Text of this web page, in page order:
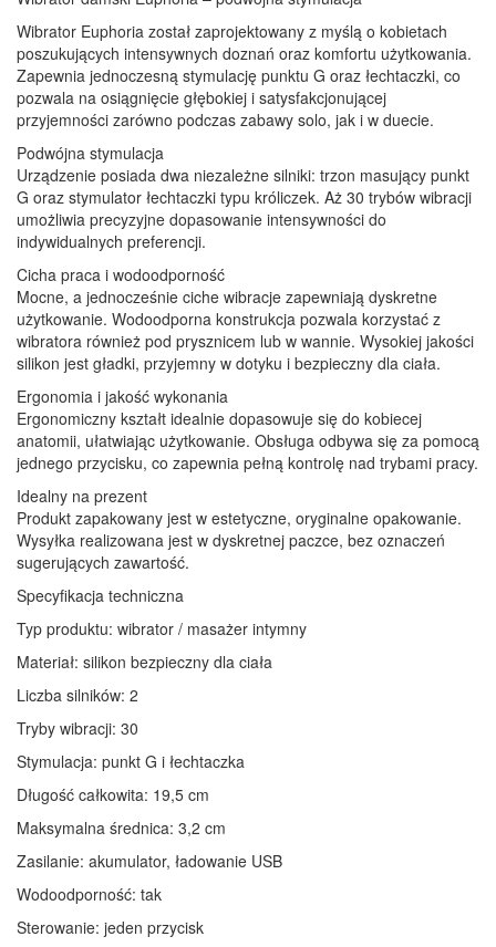
Wibrator Euphoria został zaprojektowany z myślą o kobietach
poszukujących intensywnych doznań oraz komfortu użytkowania.
Zapewnia jednoczesną stymulację punktu G oraz łechtaczki, co
pozwala na osiągnięcie głębokiej i satysfakcjonującej
przyjemności zarówno podczas zabawy solo, jak i w duecie.
Podwójna stymulacja
Urządzenie posiada dwa niezależne silniki: trzon masujący punkt
G oraz stymulator łechtaczki typu króliczek. Aż 30 trybów wibracji
umożliwia precyzyjne dopasowanie intensywności do
indywidualnych preferencji.
Cicha praca i wodoodporność
Mocne, a jednocześnie ciche wibracje zapewniają dyskretne
użytkowanie. Wodoodporna konstrukcja pozwala korzystać z
wibratora również pod prysznicem lub w wannie. Wysokiej jakości
silikon jest gładki, przyjemny w dotyku i bezpieczny dla ciała.
Ergonomia i jakość wykonania
Ergonomiczny kształt idealnie dopasowuje się do kobiecej
anatomii, ułatwiając użytkowanie. Obsługa odbywa się za pomocą
jednego przycisku, co zapewnia pełną kontrolę nad trybami pracy.
Idealny na prezent
Produkt zapakowany jest w estetyczne, oryginalne opakowanie.
Wysyłka realizowana jest w dyskretnej paczce, bez oznaczeń
sugerujących zawartość.
Specyfikacja techniczna
Typ produktu: wibrator / masażer intymny
Materiał: silikon bezpieczny dla ciała
Liczba silników: 2
Tryby wibracji: 30
Stymulacja: punkt G i łechtaczka
Długość całkowita: 19,5 cm
Maksymalna średnica: 3,2 cm
Zasilanie: akumulator, ładowanie USB
Wodoodporność: tak
Sterowanie: jeden przycisk